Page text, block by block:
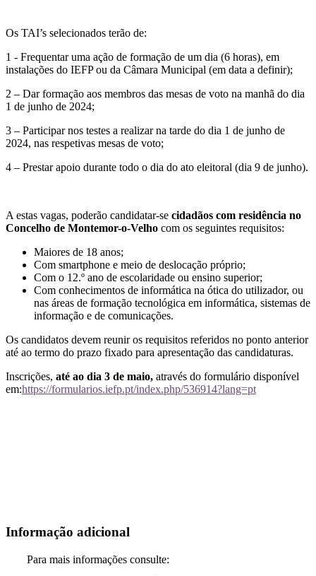
Os TAI’s selecionados terão de:
1 - Frequentar uma ação de formação de um dia (6 horas), em
instalações do IEFP ou da Câmara Municipal (em data a definir);
2 – Dar formação aos membros das mesas de voto na manhã do dia
1 de junho de 2024;
3 – Participar nos testes a realizar na tarde do dia 1 de junho de
2024, nas respetivas mesas de voto;
4 – Prestar apoio durante todo o dia do ato eleitoral (dia 9 de junho).
A estas vagas, poderão candidatar-se cidadãos com residência no
Concelho de Montemor-o-Velho com os seguintes requisitos:
Maiores de 18 anos;
Com smartphone e meio de deslocação próprio;
Com o 12.º ano de escolaridade ou ensino superior;
Com conhecimentos de informática na ótica do utilizador, ou
nas áreas de formação tecnológica em informática, sistemas de
informação e de comunicações.
Os candidatos devem reunir os requisitos referidos no ponto anterior
até ao termo do prazo fixado para apresentação das candidaturas.
Inscrições, até ao dia 3 de maio, através do formulário disponível
em:https://formularios.iefp.pt/index.php/536914?lang=pt
Informação adicional
Para mais informações consulte: